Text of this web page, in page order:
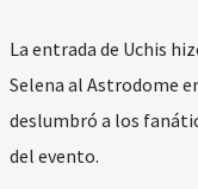
La entrada de Uchis
Selena al Astrodome
deslumbró a los
del evento.